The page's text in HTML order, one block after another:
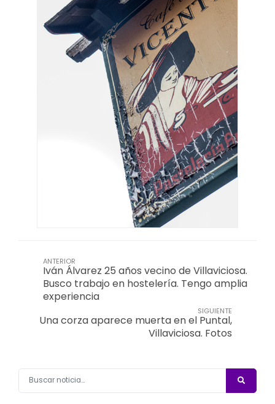
ANTERIOR
Iván Álvarez 25 años vecino de Villaviciosa.
Busco trabajo en hostelería. Tengo amplia
experiencia
SIGUIENTE
Una corza aparece muerta en el Puntal,
Villaviciosa. Fotos